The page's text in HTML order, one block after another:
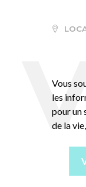
Vous
les
pour un
de la